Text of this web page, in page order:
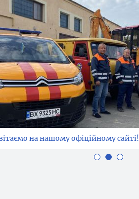
на нашому офіційному сайті!
на нашому офіційному сайті!
на нашому офіційному сайті!